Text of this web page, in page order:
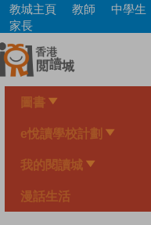
Skip
main
content
教城主頁 教師 中學生
家長
圖書
e悅讀學校計劃
我的閱讀城
漫話生活